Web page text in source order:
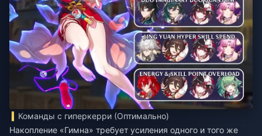
Команды с гиперкерри (Оптимально)
Накопление «Гимна» требует усиления одного и того же